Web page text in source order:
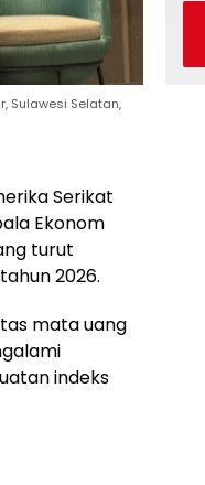
Sulawesi Selatan,
Serikat
Ekonom
turut
2026.
mata uang
indeks